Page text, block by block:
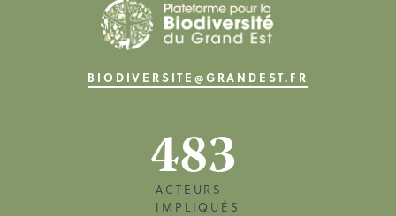
BIODIVERSITE@GRANDEST.FR
483
ACTEURS
IMPLIQUÉS